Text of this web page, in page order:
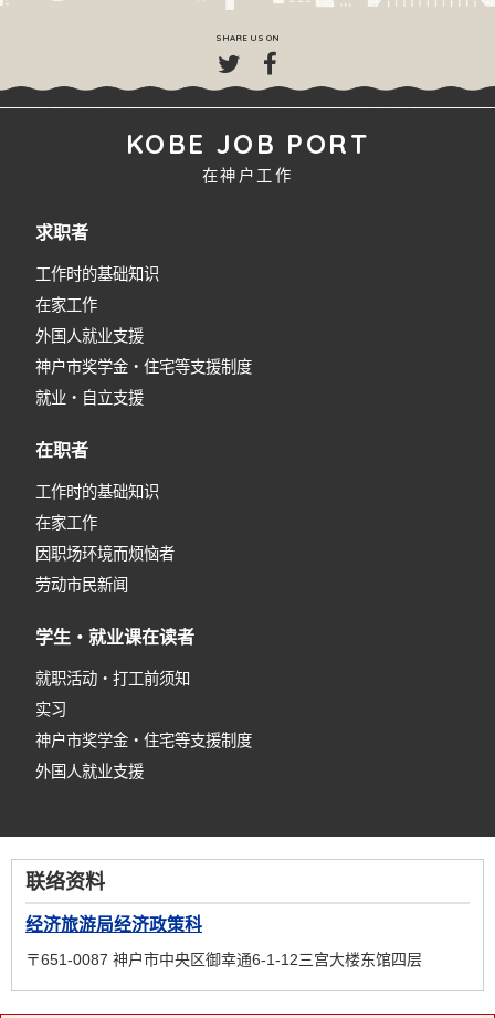
SHARE US ON
KOBE JOB PORT
在神户工作
求职者
工作时的基础知识
在家工作
外国人就业支援
神户市奖学金・住宅等支援制度
就业・自立支援
在职者
工作时的基础知识
在家工作
因职场环境而烦恼者
劳动市民新闻
学生・就业课在读者
就职活动・打工前须知
实习
神户市奖学金・住宅等支援制度
外国人就业支援
联络资料
经济旅游局经济政策科
〒651-0087 神户市中央区御幸通6-1-12三宫大楼东馆四层